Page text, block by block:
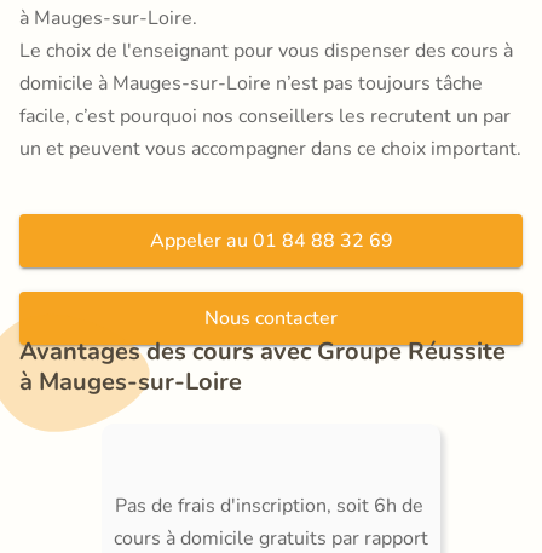
à Mauges-sur-Loire.
Le choix de l'enseignant pour vous dispenser des cours à
domicile à Mauges-sur-Loire n’est pas toujours tâche
facile, c’est pourquoi nos conseillers les recrutent un par
un et peuvent vous accompagner dans ce choix important.
Appeler au 01 84 88 32 69
Nous contacter
Avantages des cours avec Groupe Réussite
à Mauges-sur-Loire
Pas de frais d'inscription, soit 6h de
cours à domicile gratuits par rapport